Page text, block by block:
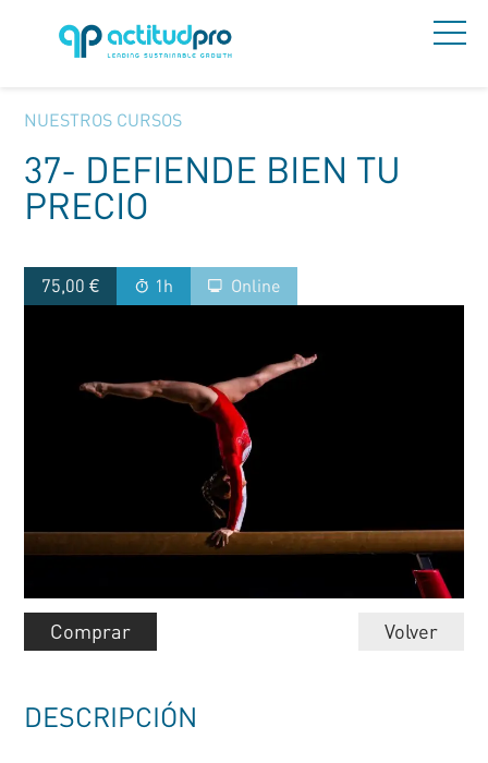
NUESTROS CURSOS
37- DEFIENDE BIEN TU
PRECIO
75,00€ 1h Online
Comprar Volver
DESCRIPCIÓN